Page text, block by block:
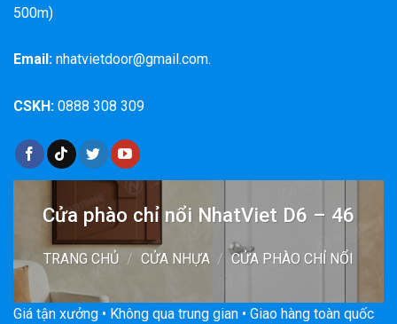
500m)
Email: nhatvietdoor@gmail.com.
CSKH: 0888 308 309
Cửa phào chỉ nổi NhatViet D6 – 46
TRANG CHỦ / CỬA NHỰA / CỬA PHÀO CHỈ NỔI
Giá tận xưởng • Không qua trung gian • Giao hàng toàn quốc